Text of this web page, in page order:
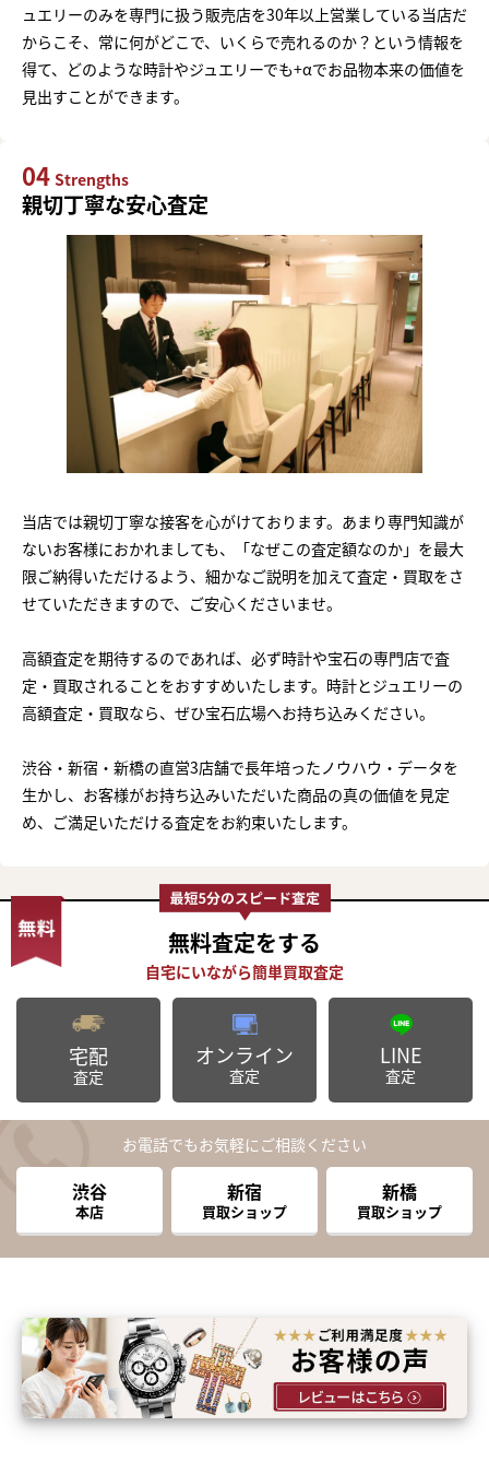
ュエリーのみを専門に扱う販売店を30年以上営業している当店だ
からこそ、常に何がどこで、いくらで売れるのか？という情報を
得て、どのような時計やジュエリーでも+αでお品物本来の価値を
見出すことができます。
04 Strengths
親切丁寧な安心査定
当店では親切丁寧な接客を心がけております。あまり専門知識が
ないお客様におかれましても、「なぜこの査定額なのか」を最大
限ご納得いただけるよう、細かなご説明を加えて査定・買取をさ
せていただきますので、ご安心くださいませ。
高額査定を期待するのであれば、必ず時計や宝石の専門店で査
定・買取されることをおすすめいたします。時計とジュエリーの
高額査定・買取なら、ぜひ宝石広場へお持ち込みください。
渋谷・新宿・新橋の直営3店舗で長年培ったノウハウ・データを
生かし、お客様がお持ち込みいただいた商品の真の価値を見定
め、ご満足いただける査定をお約束いたします。
無料査定をする
宅配
査定
オンライン
査定
LINE
査定
お電話でもお気軽にご相談ください
渋谷
本店
新宿
買取ショップ
新橋
買取ショップ